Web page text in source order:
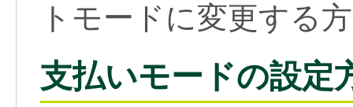
トモードに変更する
支払いモードの設定